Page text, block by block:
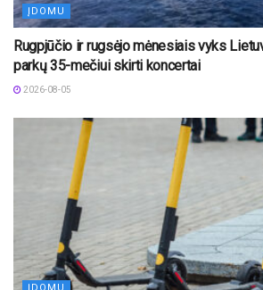
ĮDOMU
Rugpjūčio ir rugsėjo mėnesiais vyks
parkų 35-mečiui skirti koncertai
2026-08-05